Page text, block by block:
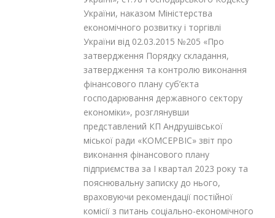
України, наказом Міністерства
економічного розвитку і торгівлі
України від 02.03.2015 №205 «Про
затвердження Порядку складання,
затвердження та контролю виконання
фінансового плану суб’єкта
господарювання державного сектору
економіки», розглянувши
представлений КП Андрушівської
міської ради «КОМСЕРВІС» звіт про
виконання фінансового плану
підприємства за І квартал 2023 року та
пояснювальну записку до нього,
враховуючи рекомендації постійної
комісії з питань соціально-економічного